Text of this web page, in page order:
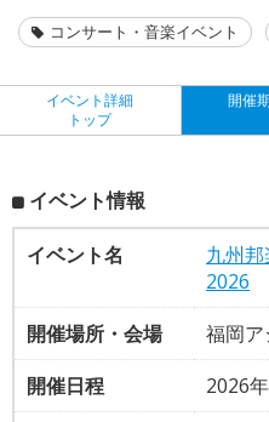
コンサート・音楽イベント
イベント詳細
トップ
開催
イベント情報
イベント名
九州
2026
開催場所・会場
福岡
開催日程
2026